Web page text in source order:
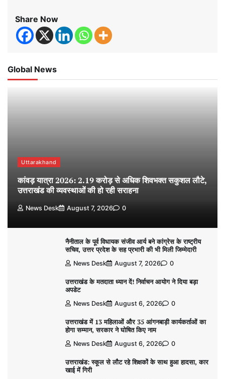
Share Now
Global News
Uttarakhand
कांवड़ यात्रा 2026: 2.19 करोड़ से अधिक शिवभक्त सकुशल लौटे,
उत्तराखंड की व्यवस्थाओं की हो रही सराहना
News Desk August 7, 2026 0
नैनीताल के पूर्व विधायक संजीव आर्य बने कांग्रेस के राष्ट्रीय
सचिव, उत्तर प्रदेश के सह प्रभारी की भी मिली जिम्मेदारी
News Desk August 7, 2026 0
उत्तराखंड के मतदाता ध्यान दें! निर्वाचन आयोग ने दिया बड़ा
अपडेट
News Desk August 6, 2026 0
उत्तराखंड में 13 महिलाओं और 35 आंगनबाड़ी कार्यकर्ताओं का
होगा सम्मान, सरकार ने घोषित किए नाम
News Desk August 6, 2026 0
उत्तराखंड: स्कूल से लौट रहे शिक्षकों के साथ हुआ हादसा, कार
खाई में गिरी